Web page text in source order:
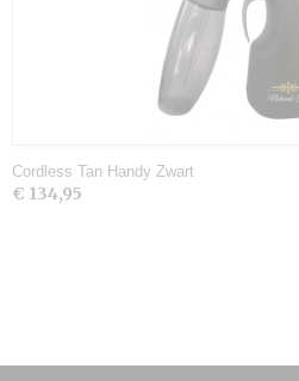
Cordless Tan Handy Zwart
€ 134,95